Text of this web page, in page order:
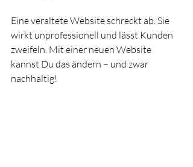
Eine veraltete Website schreckt ab. Sie
wirkt unprofessionell und lässt Kunden
zweifeln. Mit einer neuen Website
kannst Du das ändern – und zwar
nachhaltig!